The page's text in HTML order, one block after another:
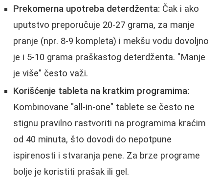
Prekomerna upotreba deterdženta: Čak i ako
uputstvo preporučuje 20-27 grama, za manje
pranje (npr. 8-9 kompleta) i mekšu vodu dovoljno
je i 5-10 grama praškastog deterdženta. "Manje
je više" često važi.
Korišćenje tableta na kratkim programima:
Kombinovane "all-in-one" tablete se često ne
stignu pravilno rastvoriti na programima kraćim
od 40 minuta, što dovodi do nepotpune
ispirenosti i stvaranja pene. Za brze programe
bolje je koristiti prašak ili gel.